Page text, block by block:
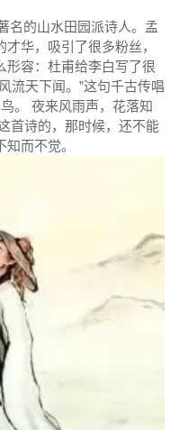
名的山水田园派诗人。孟
华，吸引了很多粉丝，
形容：杜甫给李白写了很
流天下闻。”这句千古传唱
。 夜来风雨声，花落知
首诗的，那时候，还不能
而不觉。